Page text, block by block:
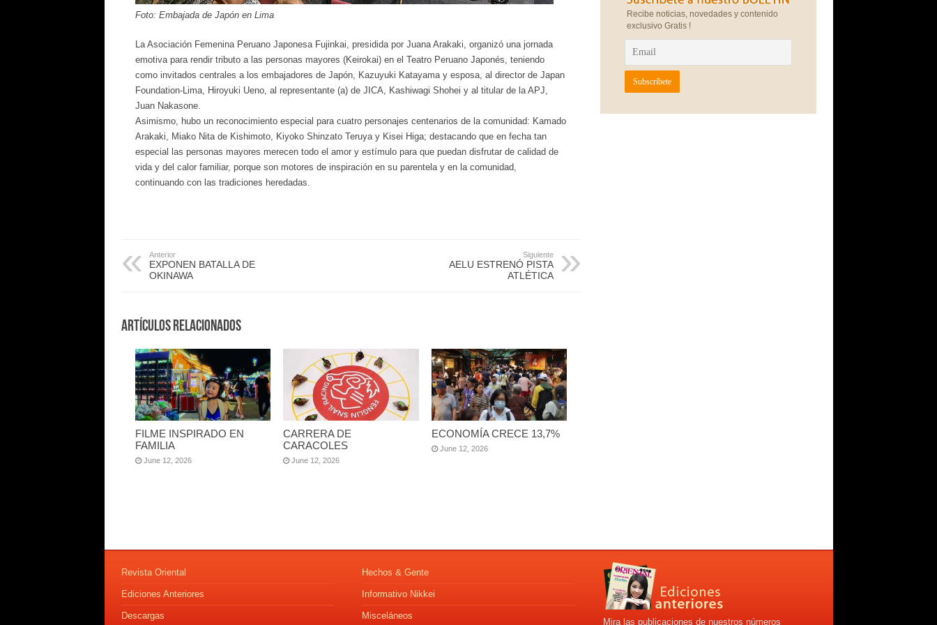
Foto: Embajada de Japón en Lima
La Asociación Femenina Peruano Japonesa Fujinkai, presidida por Juana Arakaki, organizó una jornada
emotiva para rendir tributo a las personas mayores (Keirokai) en el Teatro Peruano Japonés, teniendo
como invitados centrales a los embajadores de Japón, Kazuyuki Katayama y esposa, al director de Japan
Foundation-Lima, Hiroyuki Ueno, al representante (a) de JICA, Kashiwagi Shohei y al titular de la APJ,
Juan Nakasone.
Asimismo, hubo un reconocimiento especial para cuatro personajes centenarios de la comunidad: Kamado
Arakaki, Miako Nita de Kishimoto, Kiyoko Shinzato Teruya y Kisei Higa; destacando que en fecha tan
especial las personas mayores merecen todo el amor y estímulo para que puedan disfrutar de calidad de
vida y del calor familiar, porque son motores de inspiración en su parentela y en la comunidad,
continuando con las tradiciones heredadas.
Anterior
EXPONEN BATALLA DE
OKINAWA
Siguiente
AELU ESTRENÓ PISTA
ATLÉTICA
Artículos Relacionados
FILME INSPIRADO EN
FAMILIA
June 12, 2026
CARRERA DE
CARACOLES
June 12, 2026
ECONOMÍA CRECE 13,7%
June 12, 2026
Recibe noticias, novedades y contenido
exclusivo Gratis !
Revista Oriental
Ediciones Anteriores
Descargas
Hechos & Gente
Informativo Nikkei
Misceláneos
Mira las publicaciones de nuestros números